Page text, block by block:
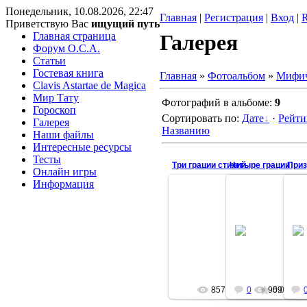
Понедельник, 10.08.2026, 22:47
Приветствую Вас ищущий путь
Главная | Регистрация | Вход |
Главная страница
Форум O.C.A.
Статьи
Гостевая книга
Clavis Astartae de Magica
Мир Тату
Гороскоп
Галерея
Наши файлы
Интересные ресурсы
Тесты
Онлайн игры
Информация
Галерея
Главная » Фотоальбом »
Фотографий в альбоме: 9
Сортировать по: Дате ·
Названию
Три грации стихий
Жан-Пьер Таргет
2002
857 0 5.0
Четыре грации
Алексей
2000
909